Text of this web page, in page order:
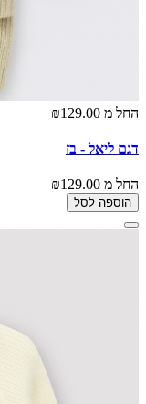
החל מ ₪129.00
דגם ליאל - בז
החל מ ₪129.00
הוספה לסל